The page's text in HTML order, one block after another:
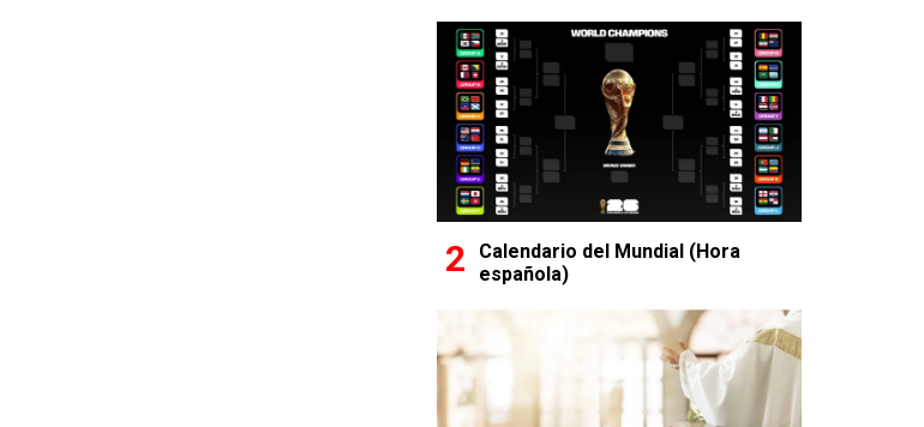
Calendario del Mundial (Hora
española)